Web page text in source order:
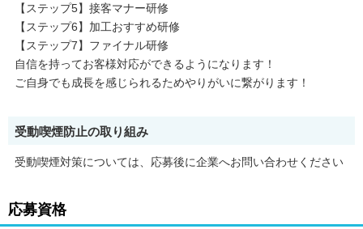
【ステップ5】接客マナー研修
【ステップ6】加工おすすめ研修
【ステップ7】ファイナル研修
自信を持ってお客様対応ができるようになります！
ご自身でも成長を感じられるためやりがいに繋がります！
受動喫煙防止の取り組み
受動喫煙対策については、応募後に企業へお問い合わせください
応募資格